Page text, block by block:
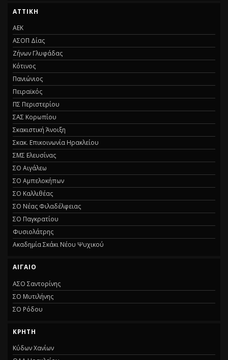
ΑΤΤΙΚΉ
ΑΕΚ
ΑΣΟΠ Δίας
Ζήνων Γλυφάδας
Κότινος
Πανιώνιος
Πειραϊκός
ΠΣ Περιστερίου
ΣΑΣ Κορωπίου
Σκακιστική Άνοιξη
Σκακ. Επικοινωνία Ηρακλείου
ΣΜΣ Ελευσίνας
ΣΟ Αιγάλεω
ΣΟ Αμπελοκήπων
ΣΟ Καλλιθέας
ΣΟ Νέας Φιλαδέλφειας
ΣΟ Παγκρατίου
Φυσιολάτρης
Ακαδημία Σκάκι Νέου Ψυχικού
ΑΙΓΑΊΟ
ΑΣΟ Σαντορίνης
ΣΟ Μυτιλήνης
ΣΟ Ρόδου
ΚΡΉΤΗ
Κύδων Χανίων